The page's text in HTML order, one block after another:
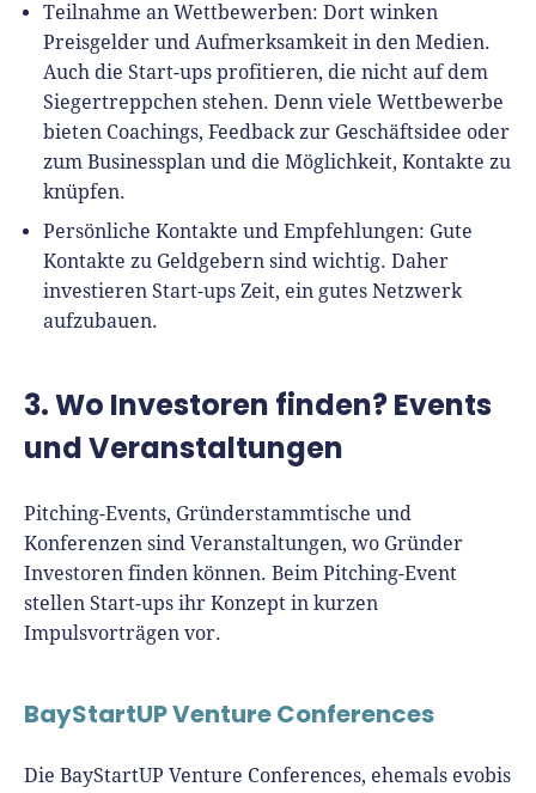
Teilnahme an Wettbewerben: Dort winken
Preisgelder und Aufmerksamkeit in den Medien.
Auch die Start-ups profitieren, die nicht auf dem
Siegertreppchen stehen. Denn viele Wettbewerbe
bieten Coachings, Feedback zur Geschäftsidee oder
zum Businessplan und die Möglichkeit, Kontakte zu
knüpfen.
Persönliche Kontakte und Empfehlungen: Gute
Kontakte zu Geldgebern sind wichtig. Daher
investieren Start-ups Zeit, ein gutes Netzwerk
aufzubauen.
3. Wo Investoren finden? Events
und Veranstaltungen
Pitching-Events, Gründerstammtische und
Konferenzen sind Veranstaltungen, wo Gründer
Investoren finden können. Beim Pitching-Event
stellen Start-ups ihr Konzept in kurzen
Impulsvorträgen vor.
BayStartUP Venture Conferences
Die BayStartUP Venture Conferences, ehemals evobis